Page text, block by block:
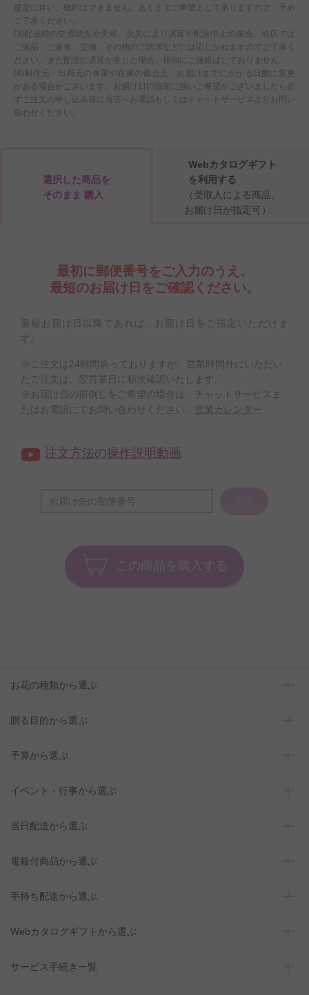
規定に伴い、確約はできません。あくまでご希望として承りますので、予め
ご了承ください。
(3)配送時の交通状況や天候、天災により遅延や配送中止の場合、当店では
ご返品、ご返金、交換、その他のご請求などには応じかねますのでご了承く
ださい。また配送に遅延が生じた場合、個別にご連絡はしておりません。
(4)制作元・出荷元の休業や在庫の都合上、お届けまでにかかる日数に変更
がある場合がございます。お届け日の指定に強いご希望がございましたら必
ずご注文の申し込み前に当店へお電話もしくはチャットサービスよりお問い
合わせください。
選択した商品を
そのまま 購入
Webカタログギフト
を利用する
（受取人による商品、
お届け日が指定可）
最初に郵便番号をご入力のうえ、
最短のお届け日をご確認ください。
最短お届け日以降であれば、お届け日をご指定いただけま
す。
※ご注文は24時間承っておりますが、営業時間外にいただい
たご注文は、翌営業日に順次確認いたします。
※お届け日の前倒しをご希望の場合は、チャットサービスま
たはお電話にてお問い合わせください。
営業カレンダー
注文方法の操作説明動画
この商品を購入する
お花の種類から選ぶ
贈る目的から選ぶ
予算から選ぶ
イベント・行事から選ぶ
当日配送から選ぶ
電報付商品から選ぶ
手持ち配送から選ぶ
Webカタログギフトから選ぶ
サービス手続き一覧